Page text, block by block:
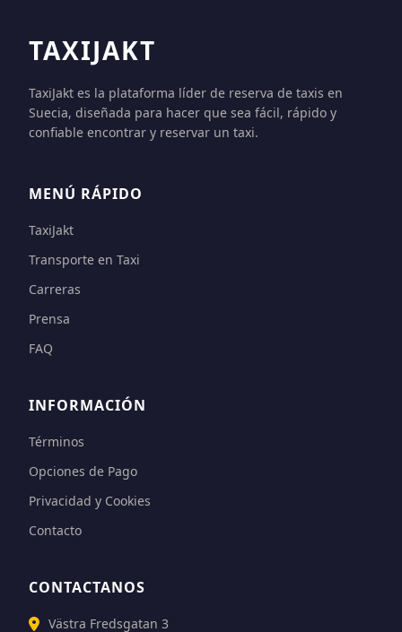
TAXIJAKT
TaxiJakt es la plataforma líder de reserva de taxis en
Suecia, diseñada para hacer que sea fácil, rápido y
confiable encontrar y reservar un taxi.
MENÚ RÁPIDO
TaxiJakt
Transporte en Taxi
Carreras
Prensa
FAQ
INFORMACIÓN
Términos
Opciones de Pago
Privacidad y Cookies
Contacto
CONTACTANOS
Västra Fredsgatan 3